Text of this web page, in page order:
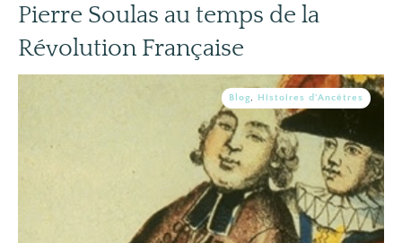
Pierre Soulas au temps de la
Révolution Française
Blog, Histoires d'Ancêtres